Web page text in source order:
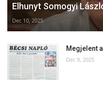
Elhunyt Somogyi
Dec 10, 2025
Megjelent
Dec 9, 2025